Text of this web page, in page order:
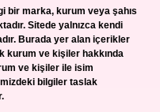
bir marka, kurum veya şahıs
Sitede yalnızca kendi
Burada yer alan içerikler
kurum ve kişiler hakkında
ve kişiler ile isim
bilgiler taslak